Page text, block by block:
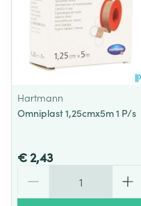
Hartmann
Omniplast 1,25cmx5m 1 P/s
€ 2,43